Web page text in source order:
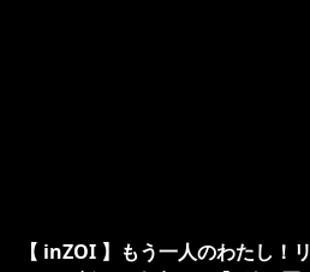
【 inZOI 】もう一人のわたし！